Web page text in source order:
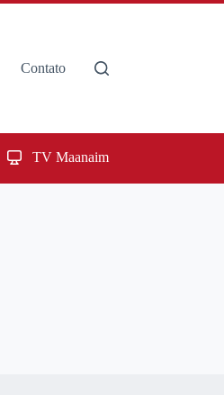
Contato
TV Maanaim